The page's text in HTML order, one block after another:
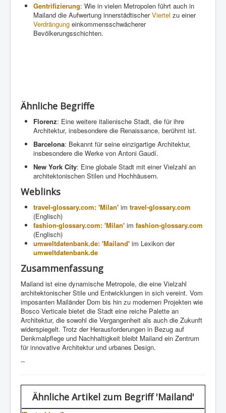
Gentrifizierung: Wie in vielen Metropolen führt auch in
Mailand die Aufwertung innerstädtischerViertel zu einer
Verdrängung einkommensschwächerer
Bevölkerungsschichten.
Ähnliche Begriffe
Florenz: Eine weitere italienische Stadt, die für ihre
Architektur, insbesondere die Renaissance, berühmt ist.
Barcelona: Bekannt für seine einzigartige Architektur,
insbesondere die Werke von Antoni Gaudí.
New York City: Eine globale Stadt mit einer Vielzahl an
architektonischen Stilen und Hochhäusern.
Weblinks
travel-glossary.com: 'Milan' im travel-glossary.com
(Englisch)
fashion-glossary.com: 'Milan' im fashion-glossary.com
(Englisch)
umweltdatenbank.de: 'Mailand' im Lexikon der
umweltdatenbank.de
Zusammenfassung
Mailand ist eine dynamische Metropole, die eine Vielzahl
architektonischer Stile und Entwicklungen in sich vereint. Vom
imposanten Mailänder Dom bis hin zu modernen Projekten wie
Bosco Verticale bietet die Stadt eine reiche Palette an
Architektur, die sowohl die Vergangenheit als auch die Zukunft
widerspiegelt. Trotz der Herausforderungen in Bezug auf
Denkmalpflege und Nachhaltigkeit bleibt Mailand ein Zentrum
für innovative Architektur und urbanes Design.
--
Ähnliche Artikelzum Begriff 'Mailand'